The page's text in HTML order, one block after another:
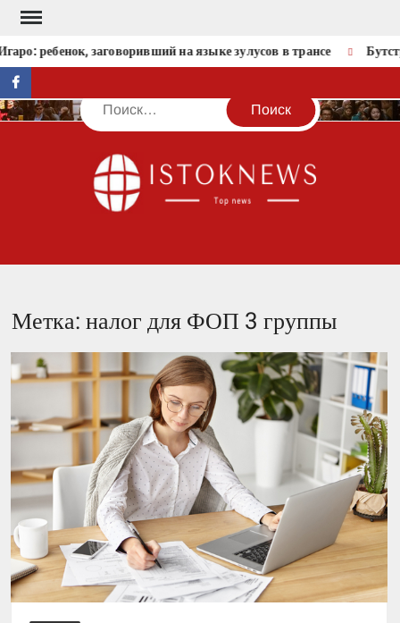
Перейти
содержимому
ребенок, заговоривший на языке зулусов в трансе
facebook
Поиск
Метка:налог для ФОП 3 группы